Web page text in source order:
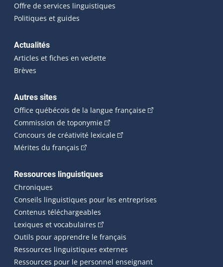
Offre de services linguistiques
Politiques et guides
Actualités
Articles et fiches en vedette
Brèves
Autres sites
Office québécois de la langue française(Cet hyperlien
Commission de toponymie(Cet hyperlien externe s'ouvrira
Concours de créativité lexicale(Cet hyperlien externe
Mérites du français (Cet hyperlien externe s'ouvrira dans une
Ressources linguistiques
Chroniques
Conseils linguistiques pour les entreprises
Contenus téléchargeables
Lexiques et vocabulaires (Cet hyperlien externe s'ouvrira
Outils pour apprendre le français
Ressources linguistiques externes
Ressources pour le personnel enseignant